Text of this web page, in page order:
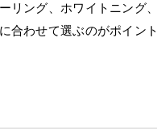
リング、ホワイトニング、
合わせて選ぶのがポイント